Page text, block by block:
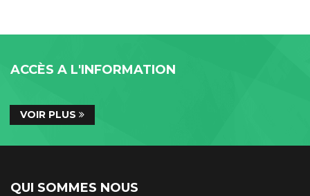
ACCÈS A L'INFORMATION
VOIR PLUS
QUI SOMMES NOUS